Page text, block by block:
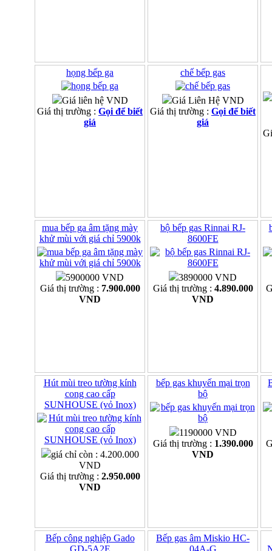
họng bếp ga
Giá liên hệ VND
Giá thị trường : Gọi để biết
giá
chế bếp gas
Giá Liên Hệ VND
Giá thị trường : Gọi để biết
giá
mua bếp ga âm tặng mày
khử mùi với giá chỉ 5900k
5900000 VND
Giá thị trường : 7.900.000
VND
bộ bếp gas Rinnai RJ-
8600FE
3890000 VND
Giá thị trường : 4.890.000
VND
Hút mùi treo tường kính
cong cao cấp
SUNHOUSE (vỏ Inox)
giá chỉ còn : 4.200.000
VND
Giá thị trường : 2.950.000
VND
bếp gas khuyến mại trọn
bộ
1190000 VND
Giá thị trường : 1.390.000
VND
Bếp công nghiệp Gado
Bếp gas âm Miskio HC-